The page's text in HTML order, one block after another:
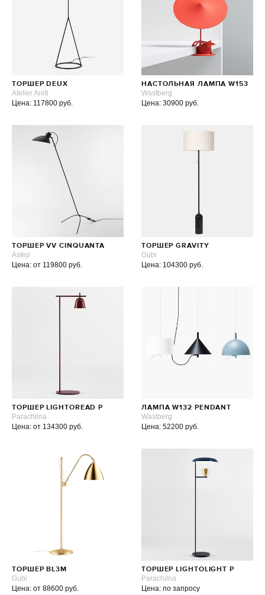
ТОРШЕР DEUX
Atelier Areti
Цена: 117800 руб.
НАСТОЛЬНАЯ ЛАМПА W153
Wastberg
Цена: 30900 руб.
ТОРШЕР VV CINQUANTA
Astep
Цена: от 119800 руб.
ТОРШЕР GRAVITY
Gubi
Цена: 104300 руб.
ТОРШЕР LIGHTOREAD P
Parachilna
Цена: от 134300 руб.
ЛАМПА W132 PENDANT
Wastberg
Цена: 52200 руб.
ТОРШЕР BL3M
Gubi
Цена: от 88600 руб.
ТОРШЕР LIGHTOLIGHT P
Parachilna
Цена: по запросу